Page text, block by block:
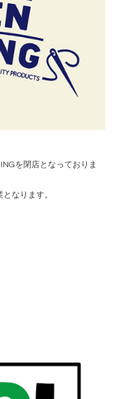
を閉店となっておりま
なります。